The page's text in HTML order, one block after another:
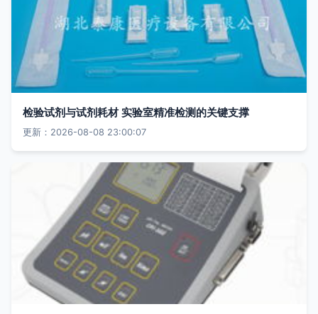
检验试剂与试剂耗材 实验室精准检测的关键支撑
更新：2026-08-08 23:00:07